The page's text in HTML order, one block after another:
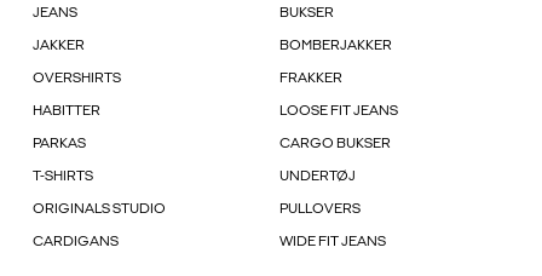
JEANS BUKSER
JAKKER BOMBERJAKKER
OVERSHIRTS FRAKKER
HABITTER LOOSE FIT JEANS
PARKAS CARGO BUKSER
T-SHIRTS UNDERTØJ
ORIGINALS STUDIO PULLOVERS
CARDIGANS WIDE FIT JEANS